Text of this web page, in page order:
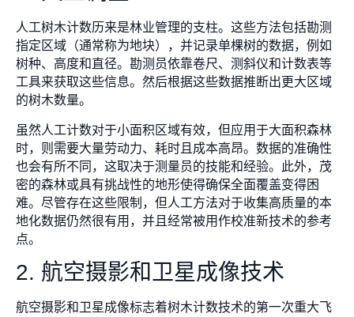
人工树木计数历来是林业管理的支柱。这些方法包括勘测
指定区域（通常称为地块），并记录单棵树的数据，例如
树种、高度和直径。勘测员依靠卷尺、测斜仪和计数表等
工具来获取这些信息。然后根据这些数据推断出更大区域
的树木数量。
虽然人工计数对于小面积区域有效，但应用于大面积森林
时，则需要大量劳动力、耗时且成本高昂。数据的准确性
也会有所不同，这取决于测量员的技能和经验。此外，茂
密的森林或具有挑战性的地形使得确保全面覆盖变得困
难。尽管存在这些限制，但人工方法对于收集高质量的本
地化数据仍然很有用，并且经常被用作校准新技术的参考
点。
2. 航空摄影和卫星成像技术
航空摄影和卫星成像标志着树木计数技术的第一次重大飞